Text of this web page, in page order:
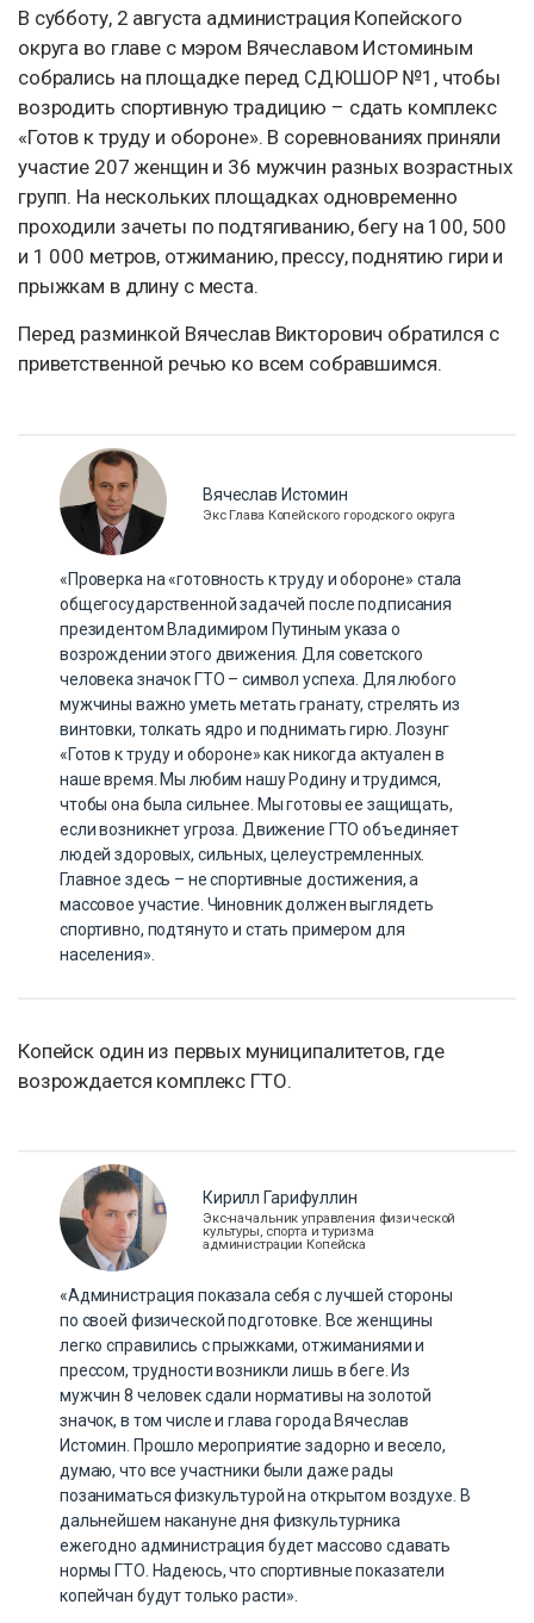
В субботу, 2 августа администрация Копейского
округа во главе с мэром Вячеславом Истоминым
собрались на площадке перед СДЮШОР №1, чтобы
возродить спортивную традицию – сдать комплекс
«Готов к труду и обороне». В соревнованиях приняли
участие 207 женщин и 36 мужчин разных возрастных
групп. На нескольких площадках одновременно
проходили зачеты по подтягиванию, бегу на 100, 500
и 1 000 метров, отжиманию, прессу, поднятию гири и
прыжкам в длину с места.
Перед разминкой Вячеслав Викторович обратился с
приветственной речью ко всем собравшимся.
Вячеслав Истомин
Экс Глава Копейского городского округа
«Проверка на «готовность к труду и обороне» стала
общегосударственной задачей после подписания
президентом Владимиром Путиным указа о
возрождении этого движения. Для советского
человека значок ГТО – символ успеха. Для любого
мужчины важно уметь метать гранату, стрелять из
винтовки, толкать ядро и поднимать гирю. Лозунг
«Готов к труду и обороне» как никогда актуален в
наше время. Мы любим нашу Родину и трудимся,
чтобы она была сильнее. Мы готовы ее защищать,
если возникнет угроза. Движение ГТО объединяет
людей здоровых, сильных, целеустремленных.
Главное здесь – не спортивные достижения, а
массовое участие. Чиновник должен выглядеть
спортивно, подтянуто и стать примером для
населения».
Копейск один из первых муниципалитетов, где
возрождается комплекс ГТО.
Кирилл Гарифуллин
Экс-начальник управления физической
культуры, спорта и туризма
администрации Копейска
«Администрация показала себя с лучшей стороны
по своей физической подготовке. Все женщины
легко справились с прыжками, отжиманиями и
прессом, трудности возникли лишь в беге. Из
мужчин 8 человек сдали нормативы на золотой
значок, в том числе и глава города Вячеслав
Истомин. Прошло мероприятие задорно и весело,
думаю, что все участники были даже рады
позаниматься физкультурой на открытом воздухе. В
дальнейшем накануне дня физкультурника
ежегодно администрация будет массово сдавать
нормы ГТО. Надеюсь, что спортивные показатели
копейчан будут только расти».